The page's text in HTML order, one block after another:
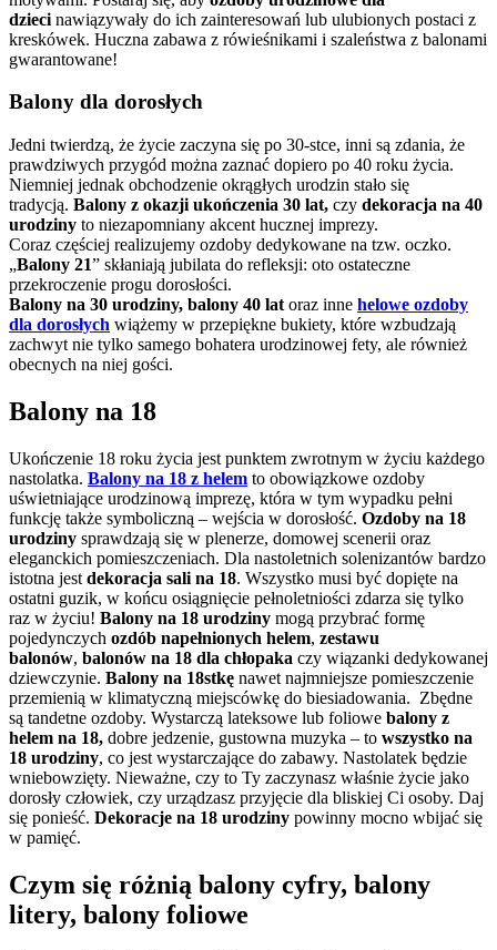
dzieci nawiązywały do ich zainteresowań lub ulubionych postaci z
kreskówek. Huczna zabawa z rówieśnikami i szaleństwa z balonami
gwarantowane!
Balony dla dorosłych
Jedni twierdzą, że życie zaczyna się po 30-stce, inni są zdania, że
prawdziwych przygód można zaznać dopiero po 40 roku życia.
Niemniej jednak obchodzenie okrągłych urodzin stało się
tradycją. Balony z okazji ukończenia 30 lat, czy dekoracja na 40
urodziny to niezapomniany akcent hucznej imprezy.
Coraz częściej realizujemy ozdoby dedykowane na tzw. oczko.
„Balony 21” skłaniają jubilata do refleksji: oto ostateczne
przekroczenie progu dorosłości.
Balony na 30 urodziny, balony 40 lat oraz inne helowe ozdoby
dla dorosłych wiążemy w przepiękne bukiety, które wzbudzają
zachwyt nie tylko samego bohatera urodzinowej fety, ale również
obecnych na niej gości.
Balony na 18
Ukończenie 18 roku życia jest punktem zwrotnym w życiu każdego
nastolatka. Balony na 18 z helem to obowiązkowe ozdoby
uświetniające urodzinową imprezę, która w tym wypadku pełni
funkcję także symboliczną – wejścia w dorosłość. Ozdoby na 18
urodziny sprawdzają się w plenerze, domowej scenerii oraz
eleganckich pomieszczeniach. Dla nastoletnich solenizantów bardzo
istotna jest dekoracja sali na 18. Wszystko musi być dopięte na
ostatni guzik, w końcu osiągnięcie pełnoletniości zdarza się tylko
raz w życiu! Balony na 18 urodziny mogą przybrać formę
pojedynczych ozdób napełnionych helem, zestawu
balonów, balonów na 18 dla chłopaka czy wiązanki dedykowanej
dziewczynie. Balony na 18stkę nawet najmniejsze pomieszczenie
przemienią w klimatyczną miejscówkę do biesiadowania. Zbędne
są tandetne ozdoby. Wystarczą lateksowe lub foliowe balony z
helem na 18, dobre jedzenie, gustowna muzyka – to wszystko na
18 urodziny, co jest wystarczające do zabawy. Nastolatek będzie
wniebowzięty. Nieważne, czy to Ty zaczynasz właśnie życie jako
dorosły człowiek, czy urządzasz przyjęcie dla bliskiej Ci osoby. Daj
się ponieść. Dekoracje na 18 urodziny powinny mocno wbijać się
w pamięć.
Czym się różnią balony cyfry, balony
litery, balony foliowe